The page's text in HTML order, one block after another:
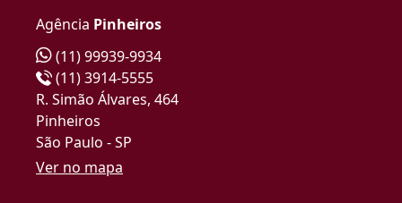
Agência Pinheiros
(11) 99939-9934
(11) 3914-5555
R. Simão Álvares, 464
Pinheiros
São Paulo - SP
Ver no mapa